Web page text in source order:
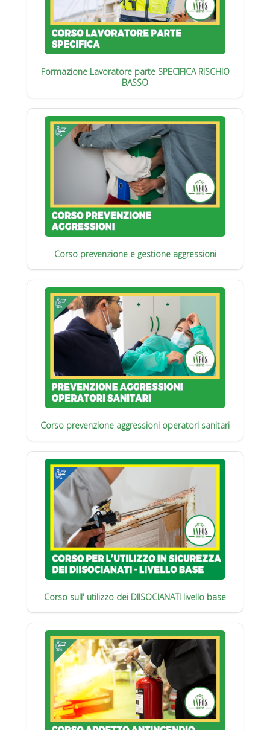
Formazione Lavoratore parte SPECIFICA RISCHIO
BASSO
Corso prevenzione e gestione aggressioni
Corso prevenzione aggressioni operatori sanitari
Corso sull' utilizzo dei DIISOCIANATI livello base